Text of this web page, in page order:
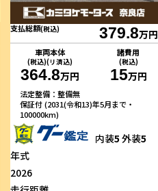
支払総額(税込) 379.8万円
車両本体
(税込)(リ済込)
364.8万円
諸費用
(税込)
15万円
法定整備：整備無
保証付 (2031(令和13)年5月まで・
100000km)
内装5 外装5
年式
2026